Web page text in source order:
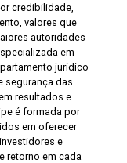
credibilidade,
valores que
autoridades
em
jurídico
segurança das
resultados e
é formada por
em oferecer
e
retorno em cada